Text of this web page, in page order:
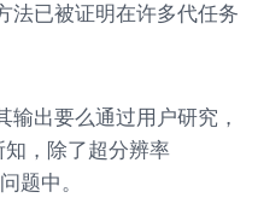
法已被证明在许多代任务
出要么通过用户研究，
，除了超分辨率
题中。